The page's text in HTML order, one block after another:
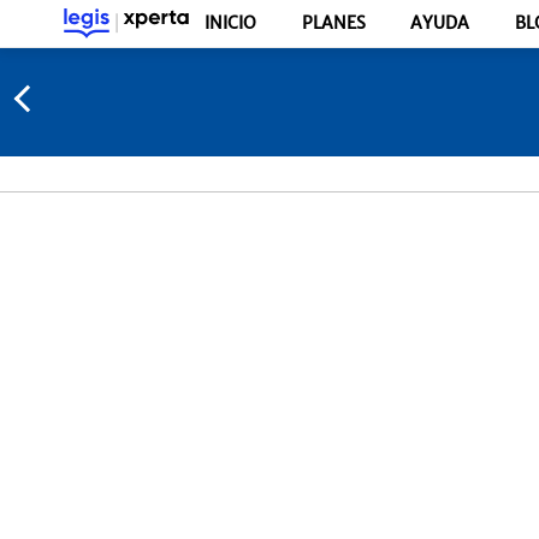
INICIO PLANES AYUDA